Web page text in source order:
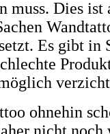
muss. Dies ist
Es gibt in
ohnehin